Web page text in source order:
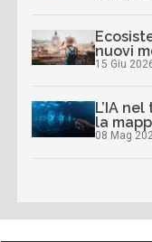
nuovi
15 Giu
L’IA
la
08 Mag